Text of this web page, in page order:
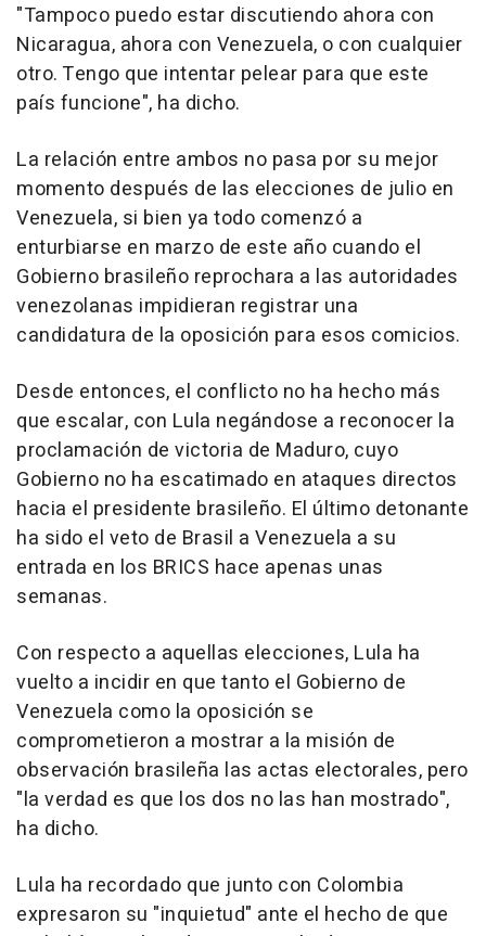
"Tampoco puedo estar discutiendo ahora con
Nicaragua, ahora con Venezuela, o con cualquier
otro. Tengo que intentar pelear para que este
país funcione", ha dicho.
La relación entre ambos no pasa por su mejor
momento después de las elecciones de julio en
Venezuela, si bien ya todo comenzó a
enturbiarse en marzo de este año cuando el
Gobierno brasileño reprochara a las autoridades
venezolanas impidieran registrar una
candidatura de la oposición para esos comicios.
Desde entonces, el conflicto no ha hecho más
que escalar, con Lula negándose a reconocer la
proclamación de victoria de Maduro, cuyo
Gobierno no ha escatimado en ataques directos
hacia el presidente brasileño. El último detonante
ha sido el veto de Brasil a Venezuela a su
entrada en los BRICS hace apenas unas
semanas.
Con respecto a aquellas elecciones, Lula ha
vuelto a incidir en que tanto el Gobierno de
Venezuela como la oposición se
comprometieron a mostrar a la misión de
observación brasileña las actas electorales, pero
"la verdad es que los dos no las han mostrado",
ha dicho.
Lula ha recordado que junto con Colombia
expresaron su "inquietud" ante el hecho de que